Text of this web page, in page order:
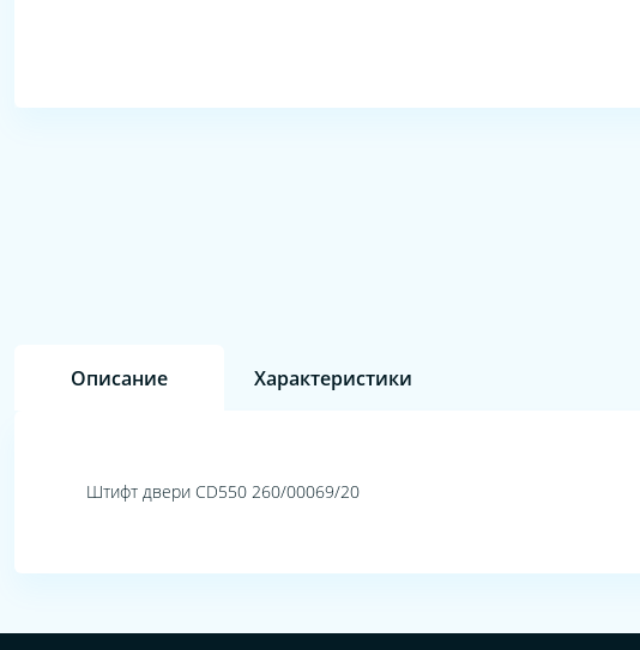
Описание Характеристики
Штифт двери CD550 260/00069/20